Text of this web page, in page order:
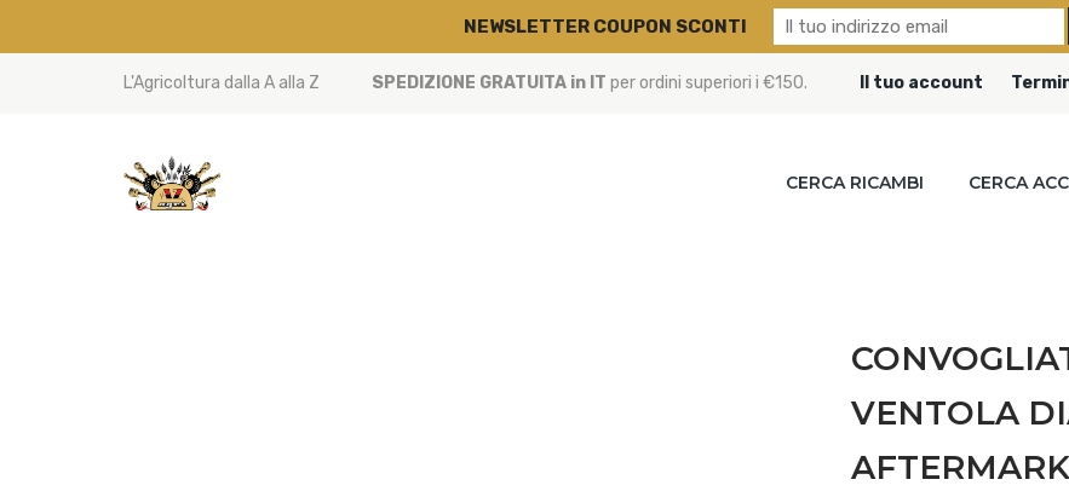
L'Agricoltura dalla A alla Z SPEDIZIONE GRATUITA in IT per ordini superiori i €150. Il tuo account
CERCA RICAMBI CERCA
VENTOLA
NEWSLETTER COUPON SCONTI